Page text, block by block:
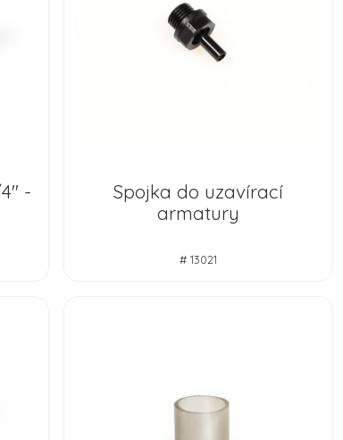
-
Spojka do uzavírací
armatury
# 13021